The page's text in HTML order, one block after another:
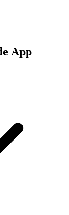
App